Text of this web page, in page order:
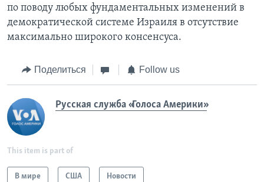
по поводу любых фундаментальных изменений в
демократической системе Израиля в отсутствие
максимально широкого консенсуса.
Поделиться Follow us
Русская служба «Голоса Америки»
This item is part of
В мире США Новости